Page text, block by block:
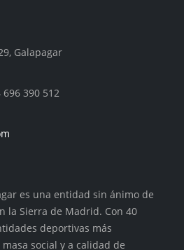
Galapagar
696 390 512
es una entidad sin ánimo de
la Sierra de Madrid. Con 40
deportivas más
social y a calidad de